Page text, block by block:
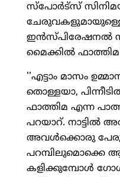
സ്‌പോര്‍ട്‌സ്
ഇന്‍സ്പിരേഷനല്‍
മൈക്കില്‍
''എട്ടാം മാസം
തൊള്ളയാ,
ഫാത്തിമ എന്ന
പറയാറ്. നാട്ടില്‍
അവള്‍ക്കൊരു
പറമ്പിലുമൊക്കെ
കളിക്കുമ്പോള്‍ ഗോള്‍